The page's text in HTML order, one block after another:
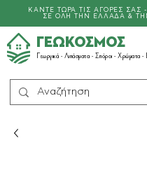
ΚΑΝΤΕ ΤΩΡΑ ΤΙΣ ΑΓΟΡΕΣ ΣΑΣ
ΣΕ ΟΛΗ ΤΗΝ ΕΛΛΑΔΑ &
ΓΕΩΚΟΣΜΟΣ
Γεωργικά - Λιπάσματα - Σπόροι - Χρώματα -